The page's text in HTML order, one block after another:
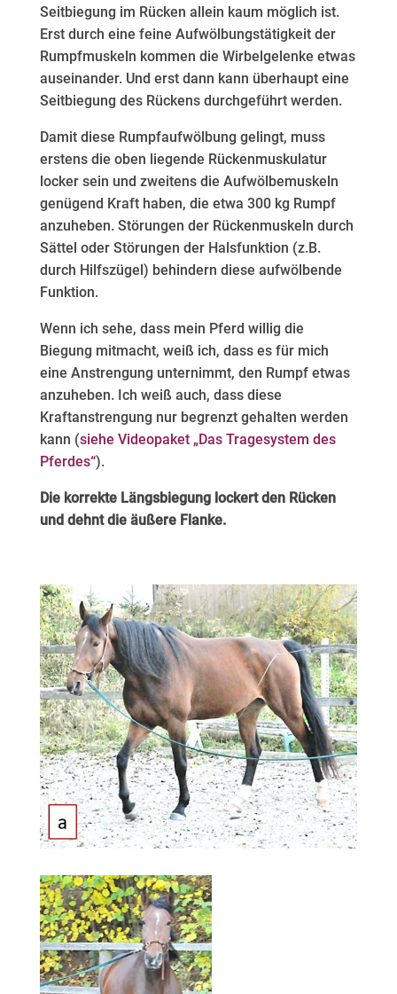
Seitbiegung im Rücken allein kaum möglich ist.
Erst durch eine feine Aufwölbungstätigkeit der
Rumpfmuskeln kommen die Wirbelgelenke etwas
auseinander. Und erst dann kann überhaupt eine
Seitbiegung des Rückens durchgeführt werden.
Damit diese Rumpfaufwölbung gelingt, muss
erstens die oben liegende Rückenmuskulatur
locker sein und zweitens die Aufwölbemuskeln
genügend Kraft haben, die etwa 300 kg Rumpf
anzuheben. Störungen der Rückenmuskeln durch
Sättel oder Störungen der Halsfunktion (z.B.
durch Hilfszügel) behindern diese aufwölbende
Funktion.
Wenn ich sehe, dass mein Pferd willig die
Biegung mitmacht, weiß ich, dass es für mich
eine Anstrengung unternimmt, den Rumpf etwas
anzuheben. Ich weiß auch, dass diese
Kraftanstrengung nur begrenzt gehalten werden
kann (siehe Videopaket „Das Tragesystem des
Pferdes“).
Die korrekte Längsbiegung lockert den Rücken
und dehnt die äußere Flanke.